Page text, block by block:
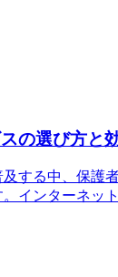
の選び方と
する中、保護
インターネッ